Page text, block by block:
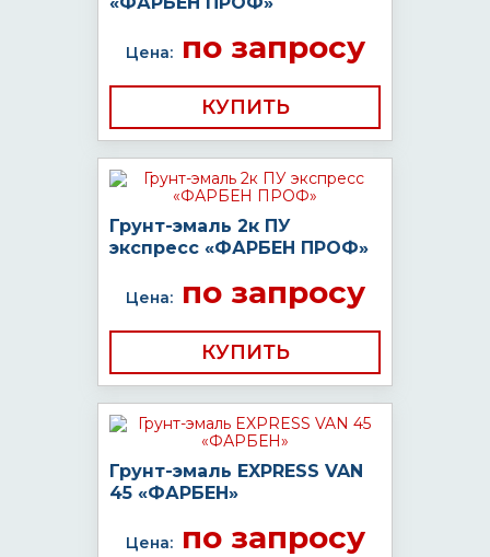
Цена:по запросу
КУПИТЬ
Грунт-эмаль 2к ПУ
экспресс «ФАРБЕН ПРОФ»
Цена:по запросу
КУПИТЬ
Грунт-эмаль EXPRESS VAN
45 «ФАРБЕН»
Цена:по запросу